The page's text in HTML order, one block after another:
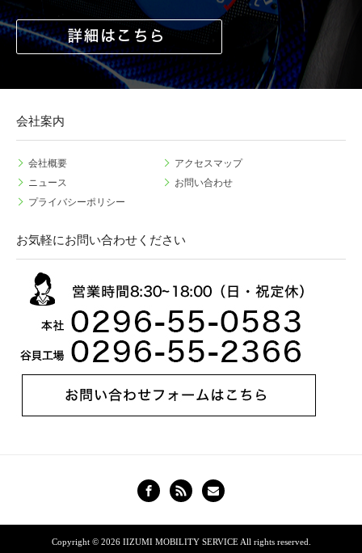
会社案内
会社概要
アクセスマップ
ニュース
お問い合わせ
プライバシーポリシー
お気軽にお問い合わせください
Copyright © 2026 IIZUMI MOBILITY SERVICEAll rights reserved.